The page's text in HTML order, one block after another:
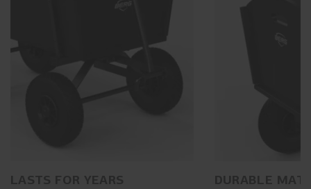
LASTS FOR YEARS DURABLE